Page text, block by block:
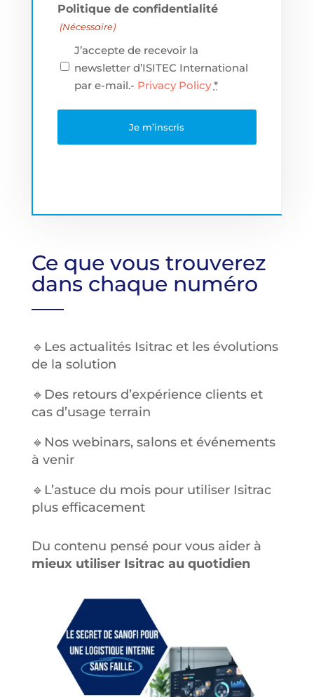
Politique de confidentialité
(Nécessaire)
J’accepte de recevoir la
newsletter d’ISITEC International
par e-mail.- Privacy Policy *
Ce que vous trouverez
dans chaque numéro
🔹Les actualités Isitrac et les évolutions
de la solution
🔹 Des retours d’expérience clients et
cas d’usage terrain
🔹 Nos webinars, salons et événements
à venir
🔹 L’astuce du mois pour utiliser Isitrac
plus efficacement
Du contenu pensé pour vous aider à
mieux utiliser Isitrac au quotidien